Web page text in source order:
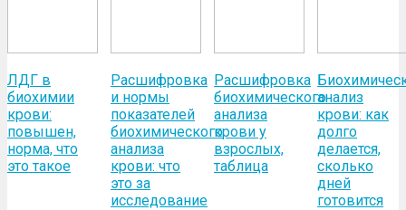
ЛДГ в
биохимии
крови:
повышен,
норма, что
это такое
Расшифровка
и нормы
показателей
биохимического
анализа
крови: что
это за
исследование
Расшифровка
биохимического
анализа
крови у
взрослых,
таблица
анализ
крови: как
долго
делается,
сколько
дней
готовится